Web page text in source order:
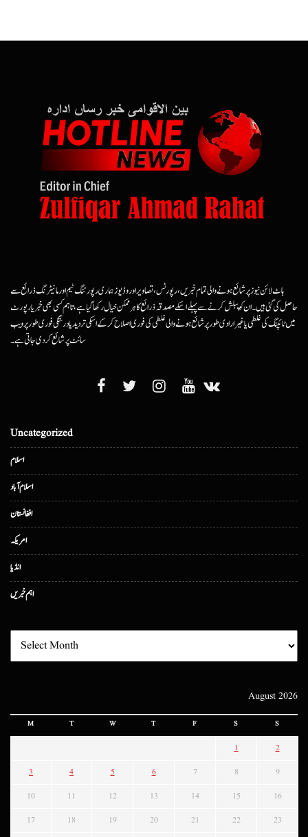
ہاٹ لائن نیوز پر شائع ہونے والی تمام خبریں، رپورٹس، تصاویر اور وڈیوز ہماری رپورٹنگ ٹیم اور مانیٹرنگ ذرائع سے
حاصل کی گئی ہیں۔ ان کو پبلش کرنے سے پہلے اسکے مصدقہ ذرائع کا ہرممکن خیال رکھا گیا ہے، تاہم کسی بھی خبر یا رپورٹ
میں ٹائپنگ کی غلطی یا غیرارادی طور پر شائع ہونے والی غلطی کی فوری اصلاح کرکے اسکی تردید یا درستگی فوری طور پر ویب
سائٹ پر شائع کردی جاتی ہے۔
Uncategorized
اسلام
اسلام آباد
افغانستان
امریکہ
انڈیا
اہم خبریں
August 2026
M T W T F S S
1 2
3 4 5 6 7 8 9
10 11 12 13 14 15 16
17 18 19 20 21 22 23